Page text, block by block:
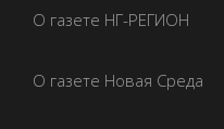
О газете НГ-РЕГИОН
О газете Новая Среда